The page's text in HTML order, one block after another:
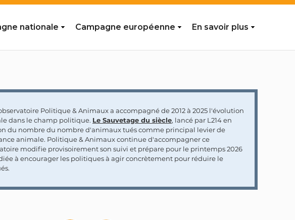
nationale Campagne européenne En savoir plus
Politique & Animaux a accompagné de 2012 à 2025 l'évolution
dans le champ politique. Le Sauvetage du siècle, lancé par L214 en
du nombre du nombre d'animaux tués comme principal levier de
animale. Politique & Animaux continue d'accompagner ce
modifie provisoirement son suivi et prépare pour le printemps 2026
à encourager les politiques à agir concrètement pour réduire le